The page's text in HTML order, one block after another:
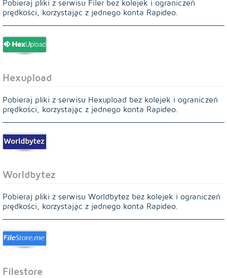
Pobieraj pliki z serwisu Filer bez kolejek i ograniczeń
prędkości, korzystając z jednego konta Rapideo.
Hexupload
Pobieraj pliki z serwisu Hexupload bez kolejek i ograniczeń
prędkości, korzystając z jednego konta Rapideo.
Worldbytez
Pobieraj pliki z serwisu Worldbytez bez kolejek i ograniczeń
prędkości, korzystając z jednego konta Rapideo.
Filestore